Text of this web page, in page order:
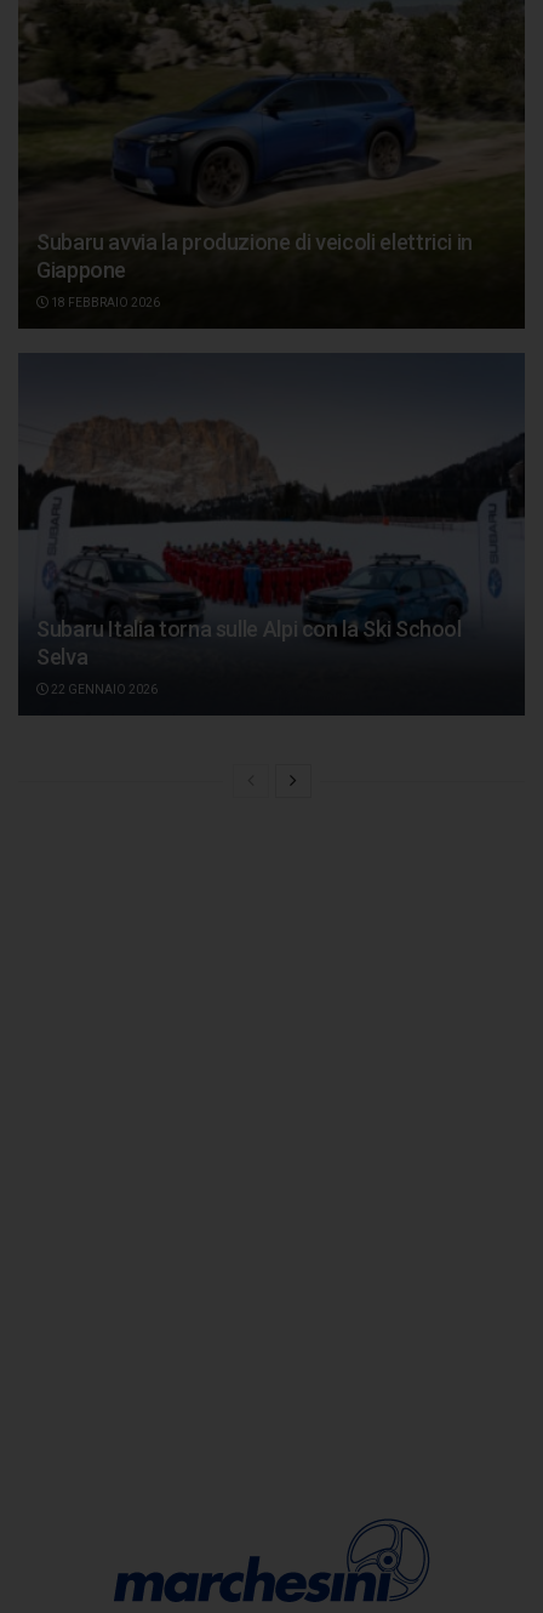
Subaru avvia la produzione di veicoli elettrici in
Giappone
18 FEBBRAIO 2026
Subaru Italia torna sulle Alpi con la Ski School
Selva
22 GENNAIO 2026